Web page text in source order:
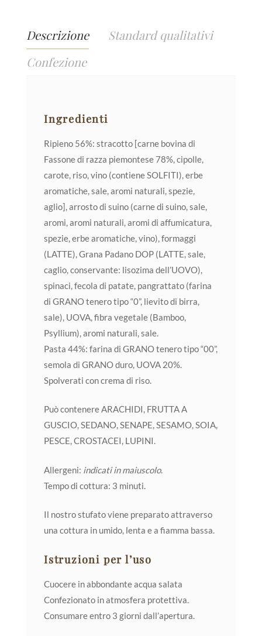
Descrizione
Standard qualitativi
Confezione
Ingredienti
Ripieno 56%: stracotto [carne bovina di
Fassone di razza piemontese 78%, cipolle,
carote, riso, vino (contiene SOLFITI), erbe
aromatiche, sale, aromi naturali, spezie,
aglio], arrosto di suino (carne di suino, sale,
aromi, aromi naturali, aromi di affumicatura,
spezie, erbe aromatiche, vino), formaggi
(LATTE), Grana Padano DOP (LATTE, sale,
caglio, conservante: lisozima dell’UOVO),
spinaci, fecola di patate, pangrattato (farina
di GRANO tenero tipo “0”, lievito di birra,
sale), UOVA, fibra vegetale (Bamboo,
Psyllium), aromi naturali, sale.
Pasta 44%: farina di GRANO tenero tipo “00”,
semola di GRANO duro, UOVA 20%.
Spolverati con crema di riso.
Può contenere ARACHIDI, FRUTTA A
GUSCIO, SEDANO, SENAPE, SESAMO, SOIA,
PESCE, CROSTACEI, LUPINI.
Allergeni: indicati in maiuscolo.
Tempo di cottura: 3 minuti.
Il nostro stufato viene preparato attraverso
una cottura in umido, lenta e a fiamma bassa.
Istruzioni per l’uso
Cuocere in abbondante acqua salata
Confezionato in atmosfera protettiva.
Consumare entro 3 giorni dall’apertura.